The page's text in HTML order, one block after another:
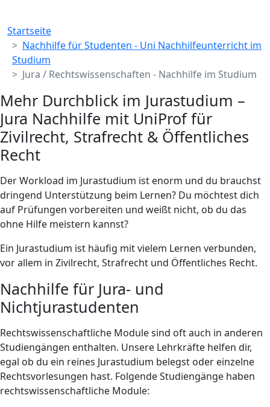
Breadcrumb
Startseite
Nachhilfe für Studenten - Uni Nachhilfeunterricht im
Studium
Jura / Rechtswissenschaften - Nachhilfe im Studium
Mehr Durchblick im Jurastudium –
Jura Nachhilfe mit UniProf für
Zivilrecht, Strafrecht & Öffentliches
Recht
Der Workload im Jurastudium ist enorm und du brauchst
dringend Unterstützung beim Lernen? Du möchtest dich
auf Prüfungen vorbereiten und weißt nicht, ob du das
ohne Hilfe meistern kannst?
Ein Jurastudium ist häufig mit vielem Lernen verbunden,
vor allem in Zivilrecht, Strafrecht und Öffentliches Recht.
Nachhilfe für Jura- und
Nichtjurastudenten
Rechtswissenschaftliche Module sind oft auch in anderen
Studiengängen enthalten. Unsere Lehrkräfte helfen dir,
egal ob du ein reines Jurastudium belegst oder einzelne
Rechtsvorlesungen hast. Folgende Studiengänge haben
rechtswissenschaftliche Module: